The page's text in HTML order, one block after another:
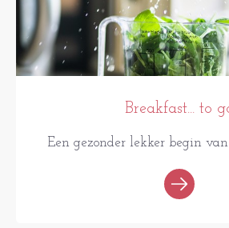
Breakfast... to
Een gezonder lekker begin